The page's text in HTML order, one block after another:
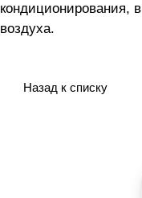
кондиционирования,
воздуха.
Назад к списку